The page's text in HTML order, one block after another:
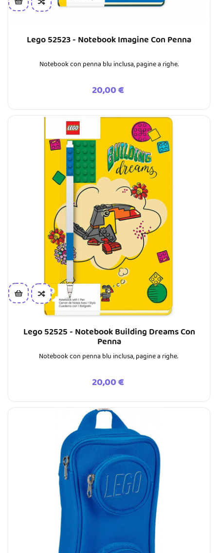
Lego 52523 - Notebook Imagine Con Penna
Notebook con penna blu inclusa, pagine a righe.
Prezzo
20,00 €
Lego 52525 - Notebook Building Dreams Con
Penna
Notebook con penna blu inclusa, pagine a righe.
Prezzo
20,00 €